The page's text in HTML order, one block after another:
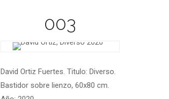
003
David Ortiz Fuertes. Titulo: Diverso.
Bastidor sobre lienzo, 60x80 cm.